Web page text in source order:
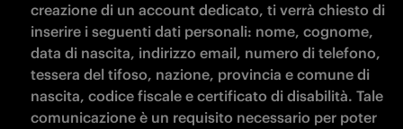
creazione di un account dedicato, ti verrà chiesto di
inserire i seguenti dati personali: nome, cognome,
data di nascita, indirizzo email, numero di telefono,
tessera del tifoso, nazione, provincia e comune di
nascita, codice fiscale e certificato di disabilità. Tale
comunicazione è un requisito necessario per poter